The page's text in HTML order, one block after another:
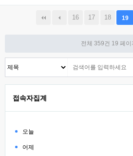
16 17 18 19
전체 359건 19 페이
접속자집계
오늘
어제